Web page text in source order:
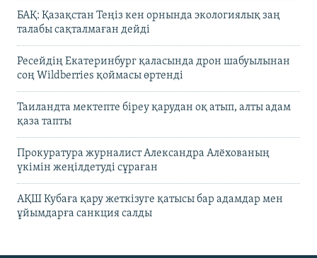
БАҚ: Қазақстан Теңіз кен орнында экологиялық заң
талабы сақталмаған дейді
Ресейдің Екатеринбург қаласында дрон шабуылынан
соң Wildberries қоймасы өртенді
Таиландта мектепте біреу қарудан оқ атып, алты адам
қаза тапты
Прокуратура журналист Александра Алёхованың
үкімін жеңілдетуді сұраған
АҚШ Кубаға қару жеткізуге қатысы бар адамдар мен
ұйымдарға санкция салды